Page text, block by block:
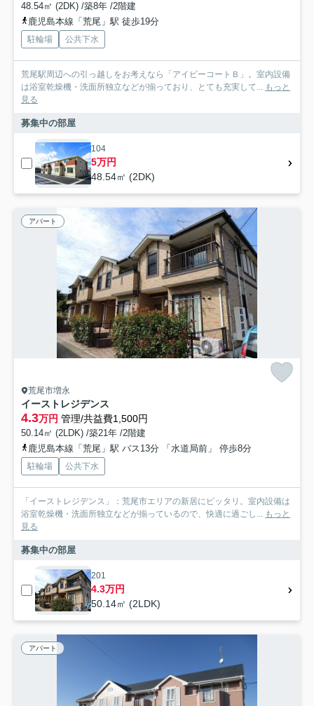
48.54㎡ (2DK) /築8年 /2階建
鹿児島本線「荒尾」駅 徒歩19分
駐輪場 公共下水
荒尾駅周辺への引っ越しをお考えなら「アイビーコートＢ」。室内設備
は浴室乾燥機・洗面所独立などが揃っており、とても充実して... もっと
見る
募集中の部屋
104
5万円
48.54㎡ (2DK)
アパート
荒尾市増永
イーストレジデンス
4.3万円 管理/共益費1,500円
50.14㎡ (2LDK) /築21年 /2階建
鹿児島本線「荒尾」駅 バス13分 「水道局前」 停歩8分
駐輪場 公共下水
「イーストレジデンス」：荒尾市エリアの新居にピッタリ。室内設備は
浴室乾燥機・洗面所独立などが揃っているので、快適に過ごし... もっと
見る
募集中の部屋
201
4.3万円
50.14㎡ (2LDK)
アパート